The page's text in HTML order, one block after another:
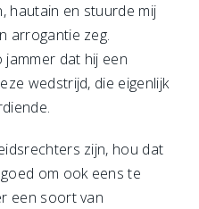
hautain en stuurde mij
arrogantie zeg.
dat hij een
wedstrijd, die eigenlijk
zijn, hou dat
om ook eens te
een soort van